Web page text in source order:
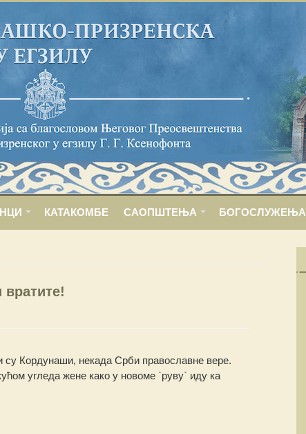
КАТАКОМБЕ САОПШТЕЊА БОГОСЛУЖЕЊА
вратите!
су Кордунаши, некада Срби православне вере.
угледа жене како у новоме `руву` иду ка